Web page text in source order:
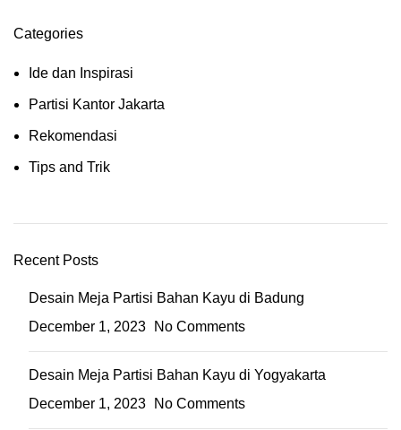
Categories
Ide dan Inspirasi
Partisi Kantor Jakarta
Rekomendasi
Tips and Trik
Recent Posts
Desain Meja Partisi Bahan Kayu di Badung
December 1, 2023
No Comments
Desain Meja Partisi Bahan Kayu di Yogyakarta
December 1, 2023
No Comments